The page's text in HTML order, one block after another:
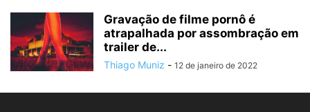
Gravação de filme pornô é
atrapalhada por assombração em
trailer de...
Thiago Muniz - 12 de janeiro de 2022